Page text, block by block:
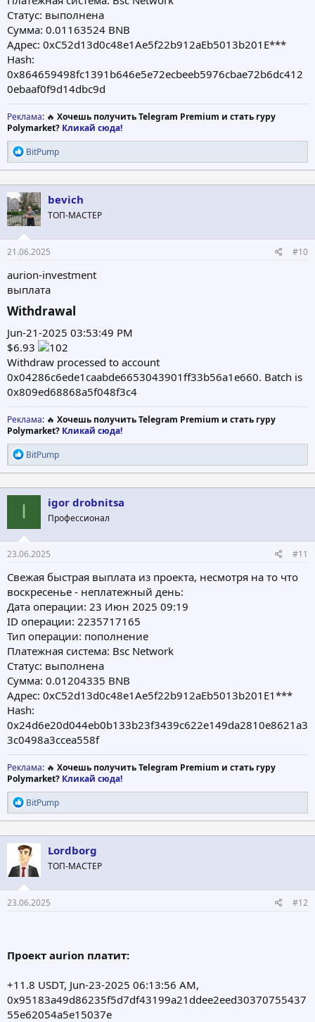
Статус: выполнена
Сумма: 0.01163524 BNB
Адрес: 0xC52d13d0c48e1Ae5f22b912aEb5013b201E***
Hash:
0x864659498fc1391b646e5e72ecbeeb5976cbae72b6dc412
0ebaaf0f9d14dbc9d
Реклама: 🔥 Хочешь получить Telegram Premium и стать гуру
Polymarket? Кликай сюда!
Р
е
а
к
ц
и
и
:
BitPump
bevich
ТОП-МАСТЕР
21.06.2025 #10
aurion-investment
выплата
Withdrawal​
Jun-21-2025 03:53:49 PM
$6.93
Withdraw processed to account
0x04286c6ede1caabde6653043901ff33b56a1e660. Batch is
0x809ed68868a5f048f3c4
Реклама: 🔥 Хочешь получить Telegram Premium и стать гуру
Polymarket? Кликай сюда!
Р
е
а
к
ц
:
BitPump
I igor drobnitsa
Профессионал
23.06.2025 #11
Свежая быстрая выплата из проекта, несмотря на то что
воскресенье - неплатежный день:
Дата операции: 23 Июн 2025 09:19
ID операции: 2235717165
Тип операции: пополнение
Платежная система: Bsc Network
Статус: выполнена
Сумма: 0.01204335 BNB
Адрес: 0xC52d13d0c48e1Ae5f22b912aEb5013b201E1***
Hash:
0x24d6e20d044eb0b133b23f3439c622e149da2810e8621a3
3c0498a3ccea558f
Реклама: 🔥 Хочешь получить Telegram Premium и стать гуру
Polymarket? Кликай сюда!
Р
е
а
к
ц
и
и
BitPump
Lordborg
ТОП-МАСТЕР
23.06.2025 #12
Проект aurion платит:
+11.8 USDT, Jun-23-2025 06:13:56 AM,
0x95183a49d86235f5d7df43199a21ddee2eed30370755437
55e62054a5e15037e